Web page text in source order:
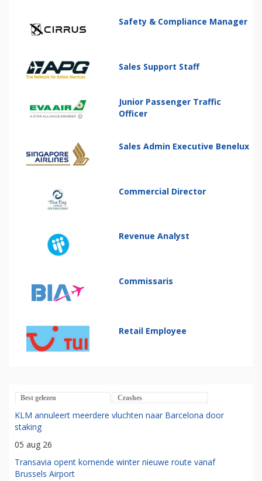
Safety & Compliance Manager
Sales Support Staff
Junior Passenger Traffic
Officer
Sales Admin Executive Benelux
Commercial Director
Revenue Analyst
Commissaris
Retail Employee
Best gelezen Crashes
KLM annuleert meerdere vluchten naar Barcelona door
staking
05 aug 26
Transavia opent komende winter nieuwe route vanaf
Brussels Airport